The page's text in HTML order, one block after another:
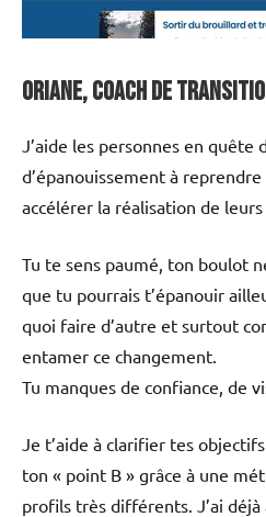
Oriane, coach de
J’aide les personnes en quête
d’épanouissement à
accélérer la réalisation de leurs
Tu te sens paumé, ton boulot
que tu pourrais t’épanouir
quoi faire d’autre et surtout
entamer ce changement.
Tu manques de confiance, de
Je t’aide à clarifier tes
ton « point B » grâce à une
profils très différents. J’ai déjà